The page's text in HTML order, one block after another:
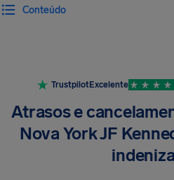
Conteúdo
TrustpilotExcelente
Atrasos e
Nova York JF